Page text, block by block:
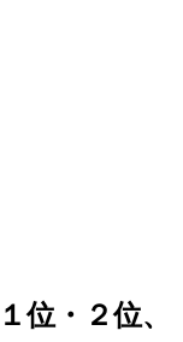
位・２位、